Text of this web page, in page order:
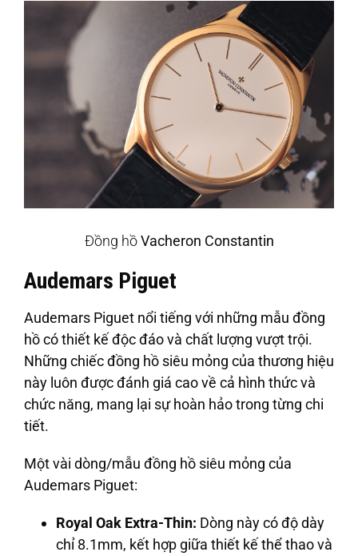
Đồng hồVacheron Constantin
Audemars Piguet
Audemars Piguet nổi tiếng với những mẫu đồng
hồ có thiết kế độc đáo và chất lượng vượt trội.
Những chiếc đồng hồ siêu mỏng của thương hiệu
này luôn được đánh giá cao về cả hình thức và
chức năng, mang lại sự hoàn hảo trong từng chi
tiết.
Một vài dòng/mẫu đồng hồ siêu mỏng của
Audemars Piguet:
Royal Oak Extra-Thin: Dòng này có độ dày
chỉ 8.1mm, kết hợp giữa thiết kế thể thao và